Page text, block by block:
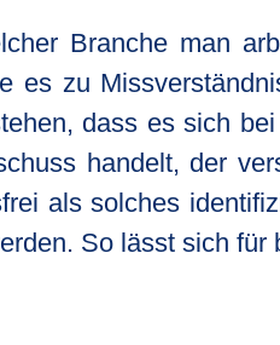
Branche man
es zu
dass es sich
handelt, der
als solches
So lässt sich